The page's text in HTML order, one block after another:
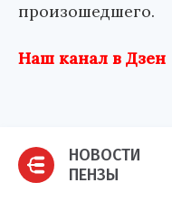
произошедшего.
Наш канал в Дзен
НОВОСТИ
ПЕНЗЫ